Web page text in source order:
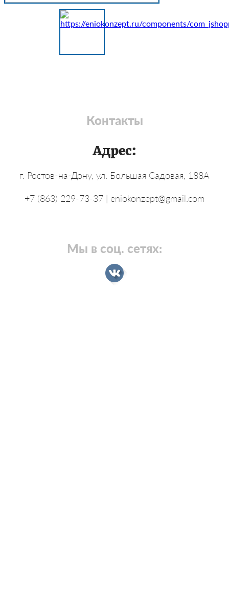
Контакты
Адрес:
г. Ростов-на-Дону, ул. Большая Садовая, 188А
+7 (863) 229-73-37 | eniokonzept@gmail.com
Мы в соц. сетях: